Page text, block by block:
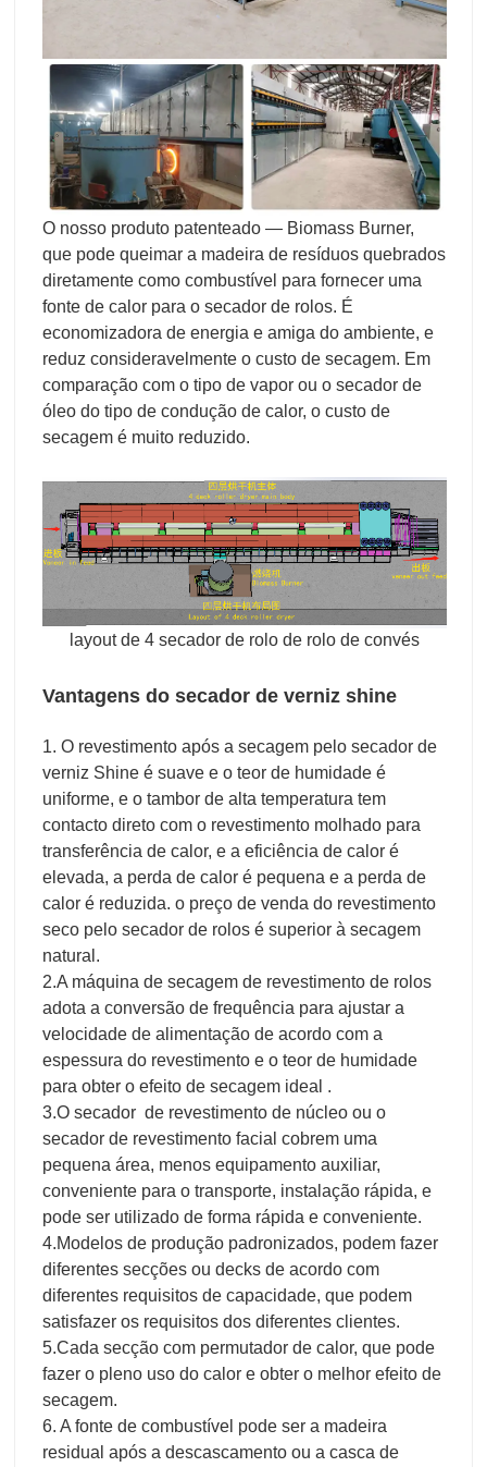
O nosso produto patenteado — Biomass Burner,
que pode queimar a madeira de resíduos quebrados
diretamente como combustível para fornecer uma
fonte de calor para o secador de rolos. É
economizadora de energia e amiga do ambiente, e
reduz consideravelmente o custo de secagem. Em
comparação com o tipo de vapor ou o secador de
óleo do tipo de condução de calor, o custo de
secagem é muito reduzido.
layout de 4 secador de rolo de rolo de convés
Vantagens do secador de verniz shine
1. O revestimento após a secagem pelo secador de
verniz Shine é suave e o teor de humidade é
uniforme, e o tambor de alta temperatura tem
contacto direto com o revestimento molhado para
transferência de calor, e a eficiência de calor é
elevada, a perda de calor é pequena e a perda de
calor é reduzida. o preço de venda do revestimento
seco pelo secador de rolos é superior à secagem
natural.
2.A máquina de secagem de revestimento de rolos
adota a conversão de frequência para ajustar a
velocidade de alimentação de acordo com a
espessura do revestimento e o teor de humidade
para obter o efeito de secagem ideal .
3.O secador de revestimento de núcleo ou o
secador de revestimento facial cobrem uma
pequena área, menos equipamento auxiliar,
conveniente para o transporte, instalação rápida, e
pode ser utilizado de forma rápida e conveniente.
4.Modelos de produção padronizados, podem fazer
diferentes secções ou decks de acordo com
diferentes requisitos de capacidade, que podem
satisfazer os requisitos dos diferentes clientes.
5.Cada secção com permutador de calor, que pode
fazer o pleno uso do calor e obter o melhor efeito de
secagem.
6. A fonte de combustível pode ser a madeira
residual após a descascamento ou a casca de